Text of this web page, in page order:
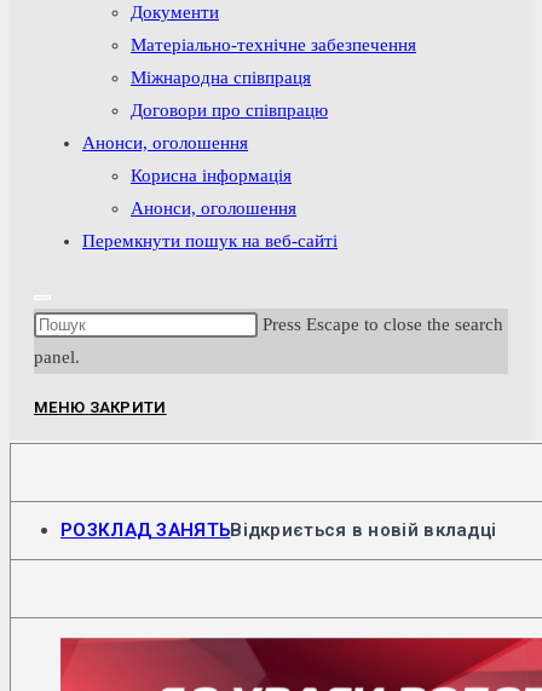
Документи
Матеріально-технічне забезпечення
Міжнародна співпраця
Договори про співпрацю
Анонси, оголошення
Корисна інформація
Анонси, оголошення
Перемкнути пошук на веб-сайті
Press Escape to close the search
panel.
МЕНЮ ЗАКРИТИ
РОЗКЛАД ЗАНЯТЬВідкриється в новій вкладці